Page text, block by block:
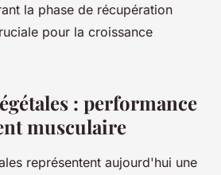
la phase de récupération
pour la croissance
: performance
musculaire
représentent aujourd'hui une